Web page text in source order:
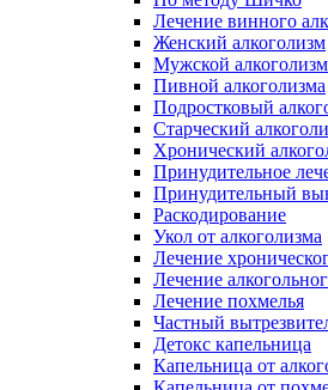
Лечение винного
Женский алкоголизм
Мужской алкоголизм
Пивной алкоголизма
Подростковый
Старческий
Хронический
Принудительное
Принудительный
Раскодирование
Укол от алкоголизма
Лечение
Лечение
Лечение похмелья
Частный
Детокс капельница
Капельница от